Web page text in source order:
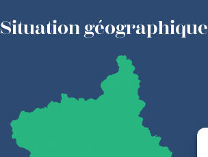
Situation géographique